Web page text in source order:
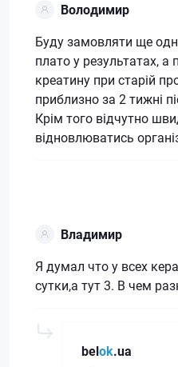
Володимир
Буду замовляти ще
плато у результатах,
креатину при старій
приблизно за 2 тижні
Крім того відчутно
відновлюватись
Владимир
Я думал что у всех
сутки,а тут 3. В чем
belok.ua